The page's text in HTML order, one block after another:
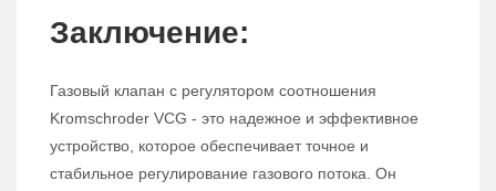
Заключение:
Газовый клапан с регулятором соотношения
Kromschroder VCG - это надежное и эффективное
устройство, которое обеспечивает точное и
стабильное регулирование газового потока. Он